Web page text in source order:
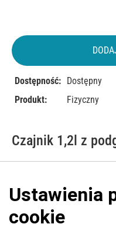
Czajnik 1,2l z
Dostępność: Dostępny
Produkt:
Fizyczny
Platforma